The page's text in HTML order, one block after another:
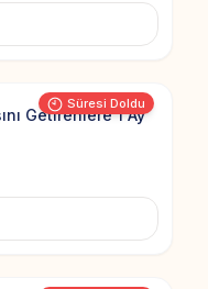
Süresi Doldu
Add to
Getirenlere 1 Ay
Add to